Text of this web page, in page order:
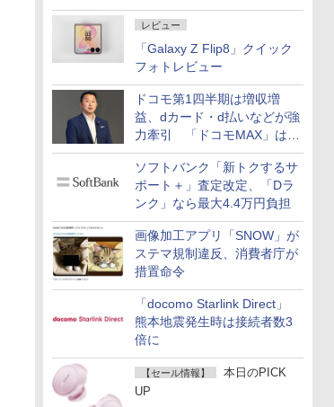
レビュー
「Galaxy Z Flip8」クイック
フォトレビュー
ドコモ第1四半期は増収増
益、dカード・d払いなどが強
力牽引 「ドコモMAX」は
400万契約突破
ソフトバンク「新トクするサ
ポート＋」査定改定、「Dラ
ンク」なら最大4.4万円負担
画像加工アプリ「SNOW」が
ステマ規制違反、消費者庁が
措置命令
「docomo Starlink Direct」
熊本地震発生時は接続者数3
倍に
【セール情報】
本日のPICK
UP